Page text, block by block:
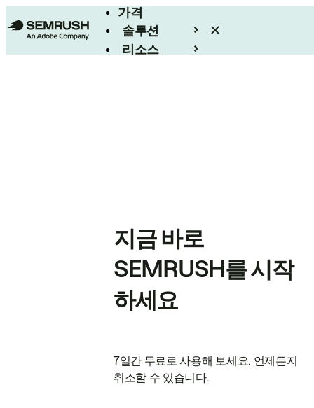
가격
솔루션
리소스
지금 바로
SEMRUSH를 시작
하세요
7일간 무료로 사용해 보세요. 언제든지
취소할 수 있습니다.